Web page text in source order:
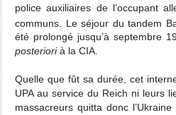
police auxiliaires de l’occupant
communs. Le séjour du tandem
été prolongé jusqu’à septembre
posteriorià la CIA.
Quelle que fût sa durée, cet
UPA au service du Reich ni leurs
massacreurs quitta donc